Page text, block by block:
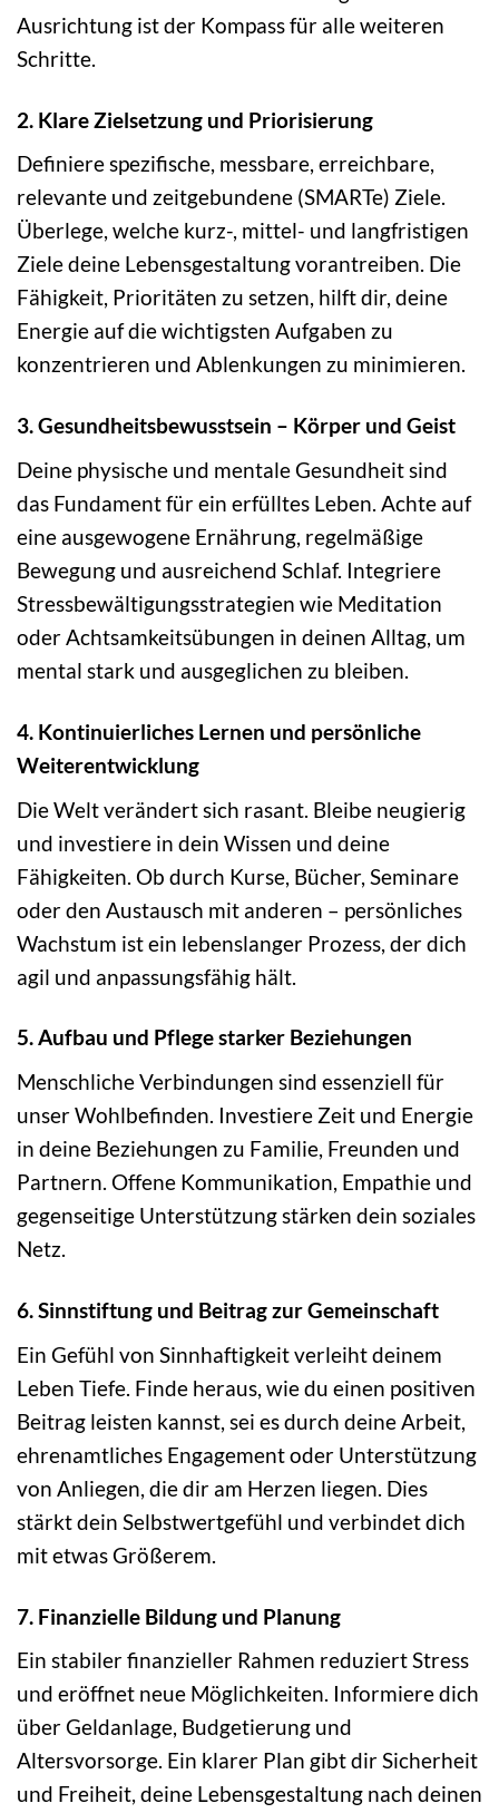
Ausrichtung ist der Kompass für alle weiteren
Schritte.
2. Klare Zielsetzung und Priorisierung
Definiere spezifische, messbare, erreichbare,
relevante und zeitgebundene (SMARTe) Ziele.
Überlege, welche kurz-, mittel- und langfristigen
Ziele deine Lebensgestaltung vorantreiben. Die
Fähigkeit, Prioritäten zu setzen, hilft dir, deine
Energie auf die wichtigsten Aufgaben zu
konzentrieren und Ablenkungen zu minimieren.
3. Gesundheitsbewusstsein – Körper und Geist
Deine physische und mentale Gesundheit sind
das Fundament für ein erfülltes Leben. Achte auf
eine ausgewogene Ernährung, regelmäßige
Bewegung und ausreichend Schlaf. Integriere
Stressbewältigungsstrategien wie Meditation
oder Achtsamkeitsübungen in deinen Alltag, um
mental stark und ausgeglichen zu bleiben.
4. Kontinuierliches Lernen und persönliche
Weiterentwicklung
Die Welt verändert sich rasant. Bleibe neugierig
und investiere in dein Wissen und deine
Fähigkeiten. Ob durch Kurse, Bücher, Seminare
oder den Austausch mit anderen – persönliches
Wachstum ist ein lebenslanger Prozess, der dich
agil und anpassungsfähig hält.
5. Aufbau und Pflege starker Beziehungen
Menschliche Verbindungen sind essenziell für
unser Wohlbefinden. Investiere Zeit und Energie
in deine Beziehungen zu Familie, Freunden und
Partnern. Offene Kommunikation, Empathie und
gegenseitige Unterstützung stärken dein soziales
Netz.
6. Sinnstiftung und Beitrag zur Gemeinschaft
Ein Gefühl von Sinnhaftigkeit verleiht deinem
Leben Tiefe. Finde heraus, wie du einen positiven
Beitrag leisten kannst, sei es durch deine Arbeit,
ehrenamtliches Engagement oder Unterstützung
von Anliegen, die dir am Herzen liegen. Dies
stärkt dein Selbstwertgefühl und verbindet dich
mit etwas Größerem.
7. Finanzielle Bildung und Planung
Ein stabiler finanzieller Rahmen reduziert Stress
und eröffnet neue Möglichkeiten. Informiere dich
über Geldanlage, Budgetierung und
Altersvorsorge. Ein klarer Plan gibt dir Sicherheit
und Freiheit, deine Lebensgestaltung nach deinen